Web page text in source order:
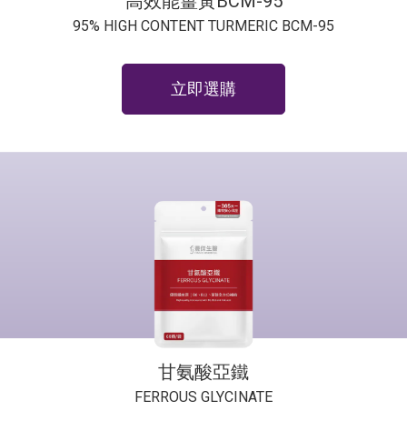
95% HIGH CONTENT TURMERIC BCM-95
立即選購
甘氨酸亞鐵
FERROUS GLYCINATE